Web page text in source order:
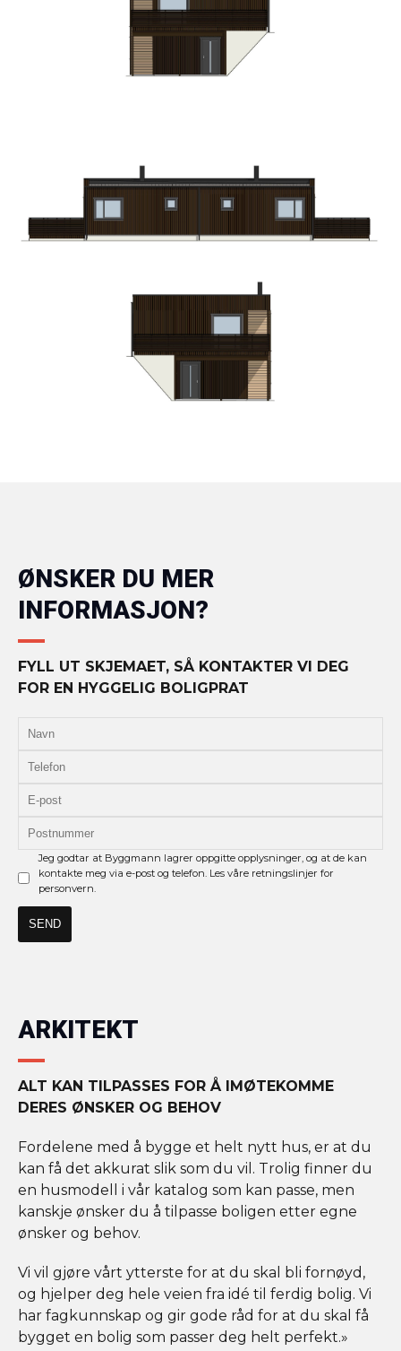
ØNSKER DU MER
INFORMASJON?
FYLL UT SKJEMAET, SÅ KONTAKTER VI DEG
FOR EN HYGGELIG BOLIGPRAT
Jeg godtar at Byggmann lagrer oppgitte opplysninger, og at de kan
kontakte meg via e-post og telefon. Les våre retningslinjer for
personvern.
ARKITEKT
ALT KAN TILPASSES FOR Å IMØTEKOMME
DERES ØNSKER OG BEHOV
Fordelene med å bygge et helt nytt hus, er at du
kan få det akkurat slik som du vil. Trolig finner du
en husmodell i vår katalog som kan passe, men
kanskje ønsker du å tilpasse boligen etter egne
ønsker og behov.
Vi vil gjøre vårt ytterste for at du skal bli fornøyd,
og hjelper deg hele veien fra idé til ferdig bolig. Vi
har fagkunnskap og gir gode råd for at du skal få
bygget en bolig som passer deg helt perfekt.»